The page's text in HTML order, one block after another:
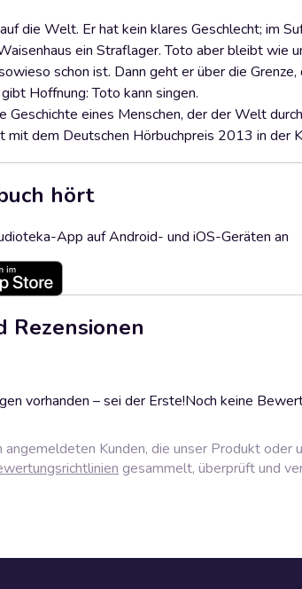
die Welt. Er hat kein klares Geschlecht; im
ein Straflager. Toto aber bleibt wie
schon ist. Dann geht er über die
Hoffnung: Toto kann singen.
Geschichte eines Menschen, der der Welt
mit dem Deutschen Hörbuchpreis 2013 in der
hört
App auf Android- und iOS-Geräten an
Rezensionen
vorhanden – sei der Erste!Noch keine
Kunden, die unser Produkt
gesammelt, überprüft und